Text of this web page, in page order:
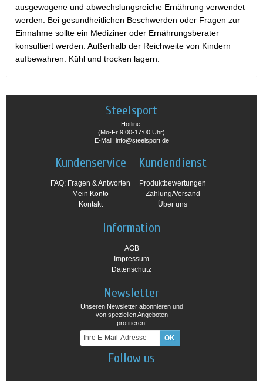
ausgewogene und abwechslungsreiche Ernährung verwendet
werden. Bei gesundheitlichen Beschwerden oder Fragen zur
Einnahme sollte ein Mediziner oder Ernährungsberater
konsultiert werden. Außerhalb der Reichweite von Kindern
aufbewahren. Kühl und trocken lagern.
Steelsport
Hotline:
(Mo-Fr 9:00-17:00 Uhr)
E-Mail: info@steelsport.de
Kundenservice
FAQ: Fragen & Antworten
Mein Konto
Kontakt
Kundendienst
Produktbewertungen
Zahlung/Versand
Über uns
Information
AGB
Impressum
Datenschutz
Newsletter
Unseren Newsletter abonnieren und
von speziellen Angeboten
profitieren!
Follow us